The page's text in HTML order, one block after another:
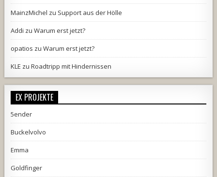
MainzMichel zu Support aus der Hölle
Addi zuWarum erst jetzt?
opatios zuWarum erst jetzt?
KLE zuRoadtripp mit Hindernissen
EX PROJEKTE
5ender
Buckelvolvo
Emma
Goldfinger